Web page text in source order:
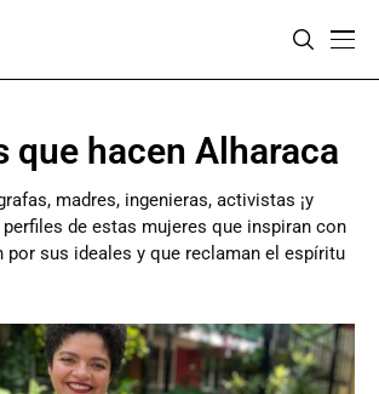
que hacen Alharaca
madres, ingenieras, activistas ¡y
de estas mujeres que inspiran con
por sus ideales y que reclaman el espíritu